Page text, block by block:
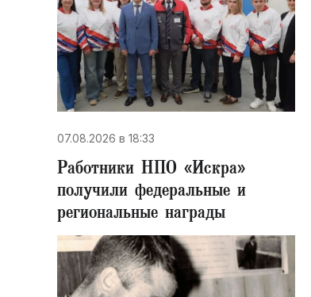
07.08.2026 в 18:33
Работники НПО «Искра»
получили федеральные и
региональные награды